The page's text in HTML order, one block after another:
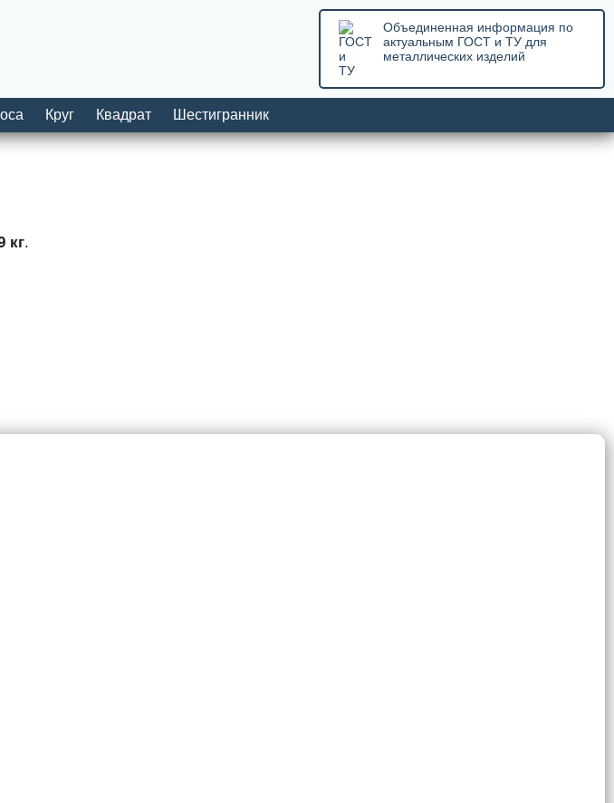
Объединенная информация по
актуальным ГОСТ и ТУ для
металлических изделий
Круг Квадрат Шестигранник
кг.